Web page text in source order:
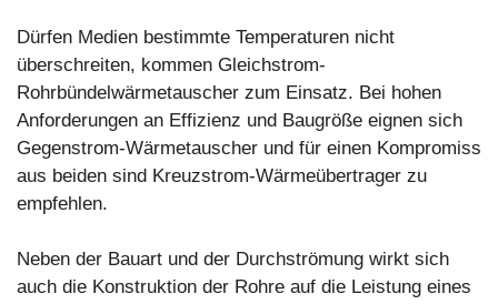
Dürfen Medien bestimmte Temperaturen nicht
überschreiten, kommen Gleichstrom-
Rohrbündelwärmetauscher zum Einsatz. Bei hohen
Anforderungen an Effizienz und Baugröße eignen sich
Gegenstrom-Wärmetauscher und für einen Kompromiss
aus beiden sind Kreuzstrom-Wärmeübertrager zu
empfehlen.
Neben der Bauart und der Durchströmung wirkt sich
auch die Konstruktion der Rohre auf die Leistung eines